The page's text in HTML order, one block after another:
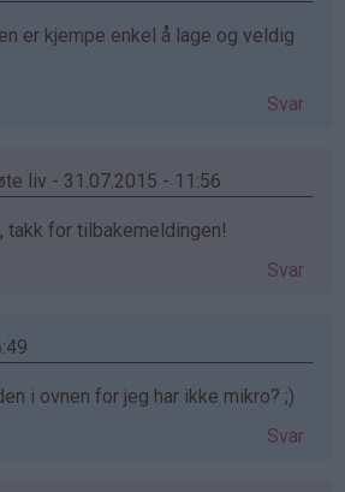
er kjempe enkel å lage og veldig
Svar
liv - 31.07.2015 - 11:56
takk for tilbakemeldingen!
Svar
i ovnen for jeg har ikke mikro? ;)
Svar